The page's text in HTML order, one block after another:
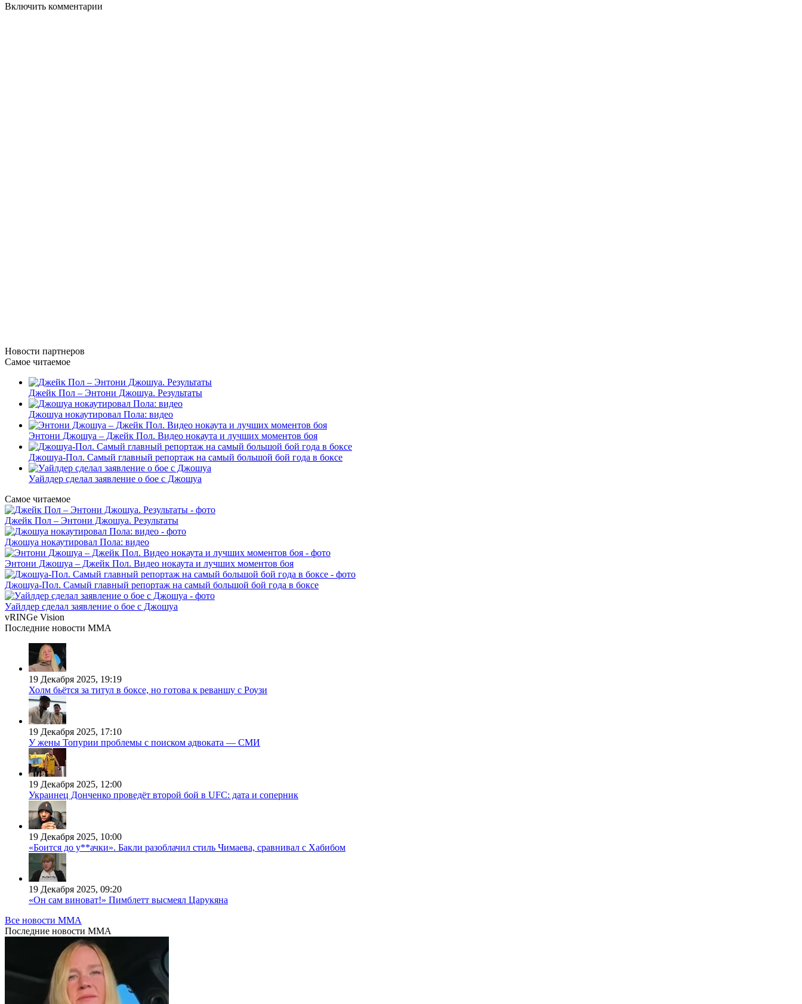
Включить комментарии
Новости партнеров
Самое читаемое
Джейк Пол – Энтони Джошуа. Результаты
Джошуа нокаутировал Пола: видео
Энтони Джошуа – Джейк Пол. Видео нокаута и лучших моментов боя
Джошуа-Пол. Самый главный репортаж на самый большой бой года в боксе
Уайлдер сделал заявление о бое с Джошуа
Самое читаемое
Джейк Пол – Энтони Джошуа. Результаты
Джошуа нокаутировал Пола: видео
Энтони Джошуа – Джейк Пол. Видео нокаута и лучших моментов боя
Джошуа-Пол. Самый главный репортаж на самый большой бой года в боксе
Уайлдер сделал заявление о бое с Джошуа
vRINGe Vision
Последние новости MMA
19 Декабря 2025, 19:19
Холм бьётся за титул в боксе, но готова к реваншу с Роузи
19 Декабря 2025, 17:10
У жены Топурии проблемы с поиском адвоката — СМИ
19 Декабря 2025, 12:00
Украинец Донченко проведёт второй бой в UFC: дата и соперник
19 Декабря 2025, 10:00
«Боится до у**ачки». Бакли разоблачил стиль Чимаева, сравнивал с Хабибом
19 Декабря 2025, 09:20
«Он сам виноват!» Пимблетт высмеял Царукяна
Все новости MMA
Последние новости MMA